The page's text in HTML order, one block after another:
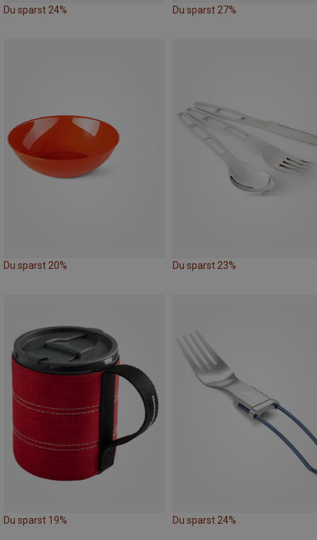
Du sparst 24% Du sparst 27%
Du sparst 20% Du sparst 23%
Du sparst 19% Du sparst 24%